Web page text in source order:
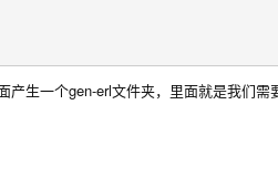
生一个gen-erl文件夹，里面就是我们需